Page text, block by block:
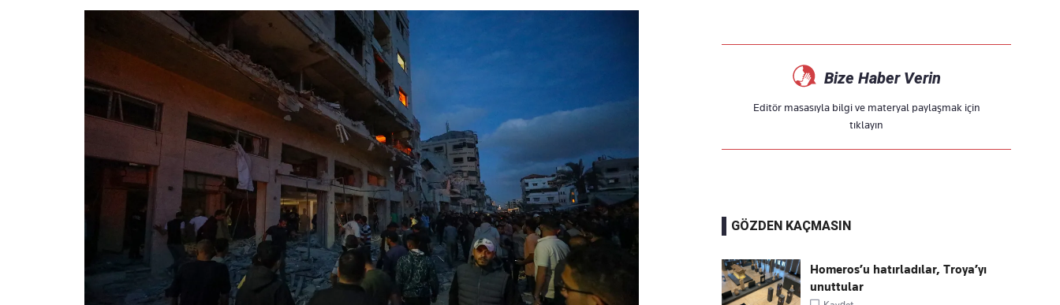
Bize Haber Verin
Editör masasıyla bilgi ve materyal paylaşmak için
tıklayın
GÖZDEN KAÇMASIN
Homeros’u hatırladılar, Troya’yı
unuttular